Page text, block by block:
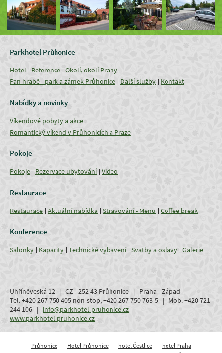
Parkhotel Průhonice
Hotel Reference Okolí, okolí Prahy
Pan hrabě - park a zámek Průhonice
Další služby Kontakt
Nabídky a novinky
Víkendové pobyty a akce
Romantický víkend v Průhonicích a Praze
Pokoje
Pokoje Rezervace ubytování Video
Restaurace
Restaurace Aktuální nabídka Stravování - Menu Coffee break
Konference
Salonky Kapacity Technické vybavení Svatby a oslavy Galerie
Uhříněveská 12 | CZ - 252 43 Průhonice | Praha - Západ
Tel. +420 267 750 405 non-stop, +420 267 750 763-5 | Mob. +420 721
244 106 | info@parkhotel-pruhonice.cz
www.parkhotel-pruhonice.cz
Průhonice Hotel Průhonice hotel Čestlice
hotel Praha